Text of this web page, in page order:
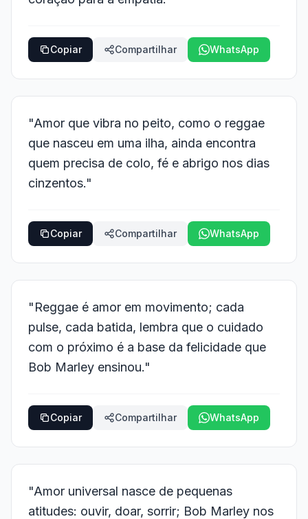
Copiar Compartilhar WhatsApp
"Amor que vibra no peito, como o reggae
que nasceu em uma ilha, ainda encontra
quem precisa de colo, fé e abrigo nos dias
cinzentos."
Copiar Compartilhar WhatsApp
"Reggae é amor em movimento; cada
pulse, cada batida, lembra que o cuidado
com o próximo é a base da felicidade que
Bob Marley ensinou."
Copiar Compartilhar WhatsApp
"Amor universal nasce de pequenas
atitudes: ouvir, doar, sorrir; Bob Marley nos